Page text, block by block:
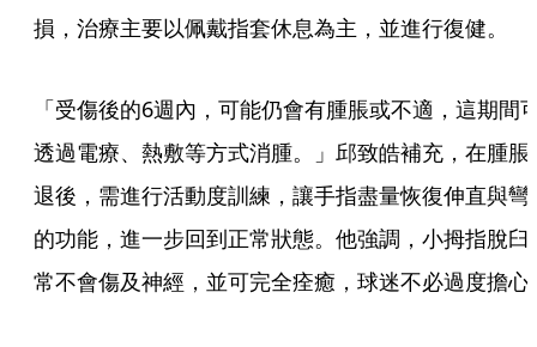
損，治療主要以佩戴指套休息為主，並進行復健。
「受傷後的6週內，可能仍會有腫脹或不適，這期間
透過電療、熱敷等方式消腫。」邱致皓補充，在腫脹
退後，需進行活動度訓練，讓手指盡量恢復伸直與彎
的功能，進一步回到正常狀態。他強調，小拇指脫臼
常不會傷及神經，並可完全痊癒，球迷不必過度擔心